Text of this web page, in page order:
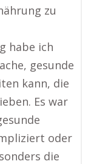
zu
habe ich
gesunde
kann, die
Es war
oder
die